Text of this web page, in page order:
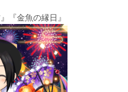
『金魚の縁日』